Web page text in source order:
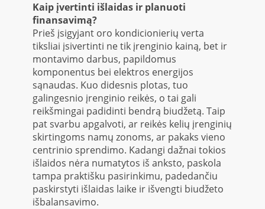
Kaip įvertinti išlaidas ir planuoti
finansavimą?
Prieš įsigyjant oro kondicionierių verta
tiksliai įsivertinti ne tik įrenginio kainą, bet ir
montavimo darbus, papildomus
komponentus bei elektros energijos
sąnaudas. Kuo didesnis plotas, tuo
galingesnio įrenginio reikės, o tai gali
reikšmingai padidinti bendrą biudžetą. Taip
pat svarbu apgalvoti, ar reikės kelių įrenginių
skirtingoms namų zonoms, ar pakaks vieno
centrinio sprendimo. Kadangi dažnai tokios
išlaidos nėra numatytos iš anksto, paskola
tampa praktišku pasirinkimu, padedančiu
paskirstyti išlaidas laike ir išvengti biudžeto
išbalansavimo.